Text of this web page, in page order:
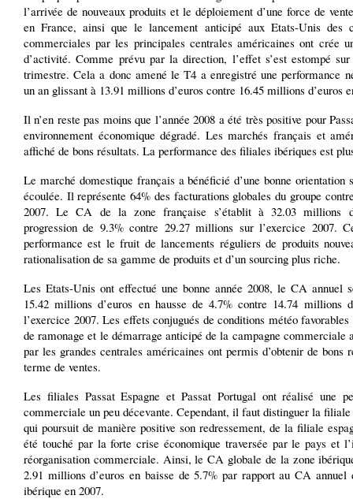
l’arrivée de nouveaux produits et le déploiement d’une force de
en France, ainsi que le lancement anticipé aux Etats-Unis des
commerciales par les principales centrales américaines ont crée
d’activité. Comme prévu par la direction, l’effet s’est estompé
trimestre. Cela a donc amené le T4 a enregistré une performance
un an glissant à 13.91 millions d’euros contre 16.45 millions d’euros
Il n’en reste pas moins que l’année 2008 a été très positive pour
environnement économique dégradé. Les marchés français et
affiché de bons résultats. La performance des filiales ibériques est
Le marché domestique français a bénéficié d’une bonne orientation
écoulée. Il représente 64% des facturations globales du groupe
2007. Le CA de la zone française s’établit à 32.03 millions
progression de 9.3% contre 29.27 millions sur l’exercice 2007.
performance est le fruit de lancements réguliers de produits
rationalisation de sa gamme de produits et d’un sourcing plus riche.
Les Etats-Unis ont effectué une bonne année 2008, le CA annuel
15.42 millions d’euros en hausse de 4.7% contre 14.74 millions
l’exercice 2007. Les effets conjugués de conditions météo
de ramonage et le démarrage anticipé de la campagne commerciale
par les grandes centrales américaines ont permis d’obtenir de bons
terme de ventes.
Les filiales Passat Espagne et Passat Portugal ont réalisé une
commerciale un peu décevante. Cependant, il faut distinguer la filiale
qui poursuit de manière positive son redressement, de la filiale
été touché par la forte crise économique traversée par le pays et
réorganisation commerciale. Ainsi, le CA globale de la zone
2.91 millions d’euros en baisse de 5.7% par rapport au CA annuel
ibérique en 2007.